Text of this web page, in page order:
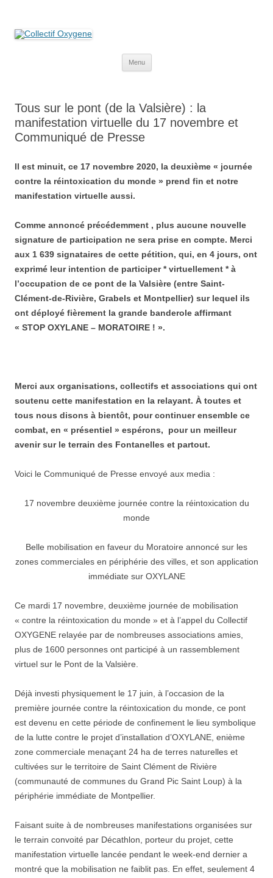
Menu
Tous sur le pont (de la Valsière) : la
manifestation virtuelle du 17 novembre et
Communiqué de Presse
Il est minuit, ce 17 novembre 2020, la deuxième « journée
contre la réintoxication du monde » prend fin et notre
manifestation virtuelle aussi.
Comme annoncé précédemment , plus aucune nouvelle
signature de participation ne sera prise en compte. Merci
aux 1 639 signataires de cette pétition, qui, en 4 jours, ont
exprimé leur intention de participer * virtuellement * à
l’occupation de ce pont de la Valsière (entre Saint-
Clément-de-Rivière, Grabels et Montpellier) sur lequel ils
ont déployé fièrement la grande banderole affirmant
« STOP OXYLANE – MORATOIRE ! ».
Merci aux organisations, collectifs et associations qui ont
soutenu cette manifestation en la relayant. À toutes et
tous nous disons à bientôt, pour continuer ensemble ce
combat, en « présentiel » espérons, pour un meilleur
avenir sur le terrain des Fontanelles et partout.
Voici le Communiqué de Presse envoyé aux media :
17 novembre deuxième journée contre la réintoxication du
monde
Belle mobilisation en faveur du Moratoire annoncé sur les
zones commerciales en périphérie des villes, et son application
immédiate sur OXYLANE
Ce mardi 17 novembre, deuxième journée de mobilisation
« contre la réintoxication du monde » et à l’appel du Collectif
OXYGENE relayée par de nombreuses associations amies,
plus de 1600 personnes ont participé à un rassemblement
virtuel sur le Pont de la Valsière.
Déjà investi physiquement le 17 juin, à l’occasion de la
première journée contre la réintoxication du monde, ce pont
est devenu en cette période de confinement le lieu symbolique
de la lutte contre le projet d’installation d’OXYLANE, enième
zone commerciale menaçant 24 ha de terres naturelles et
cultivées sur le territoire de Saint Clément de Rivière
(communauté de communes du Grand Pic Saint Loup) à la
périphérie immédiate de Montpellier.
Faisant suite à de nombreuses manifestations organisées sur
le terrain convoité par Décathlon, porteur du projet, cette
manifestation virtuelle lancée pendant le week-end dernier a
montré que la mobilisation ne faiblit pas. En effet, seulement 4